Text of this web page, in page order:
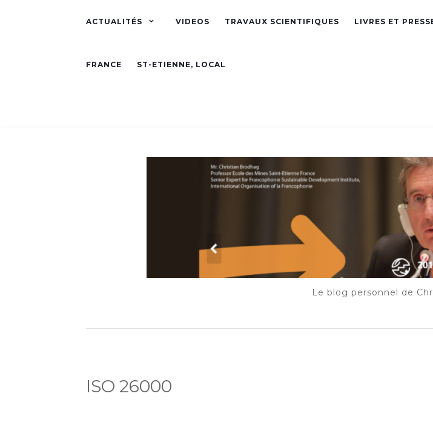
ACTUALITÉS VIDEOS TRAVAUX SCIENTIFIQUES LIVRES ET
FRANCE ST-ETIENNE, LOCAL
Le blog personnel de
ISO 26000